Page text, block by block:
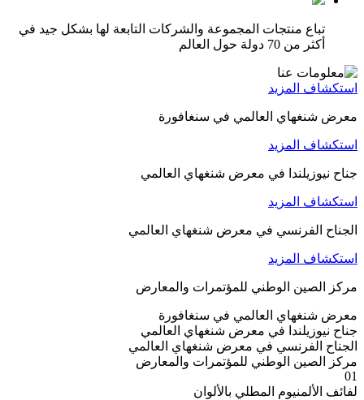
تباع منتجات المجموعة والشركات التابعة لها بشكل جيد في
أكثر من 70 دولة حول العالم
استكشاف المزيد
معرض شنغهاي العالمي في سنغافورة
استكشاف المزيد
جناح نيوزيلندا في معرض شنغهاي العالمي
استكشاف المزيد
الجناح الفرنسي في معرض شنغهاي العالمي
استكشاف المزيد
مركز الصين الوطني للمؤتمرات والمعارض
معرض شنغهاي العالمي في سنغافورة
جناح نيوزيلندا في معرض شنغهاي العالمي
الجناح الفرنسي في معرض شنغهاي العالمي
مركز الصين الوطني للمؤتمرات والمعارض
01
لفائف الألمنيوم المطلي بالألوان